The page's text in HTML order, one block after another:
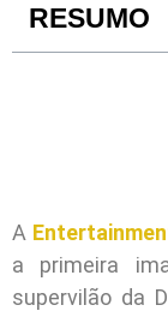
RESUMO
A
a primeira
supervilão da